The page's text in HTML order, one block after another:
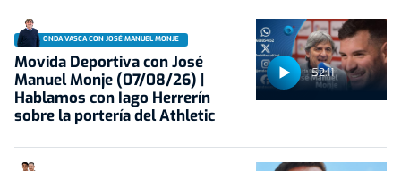
52:11
ONDA VASCA CON JOSÉ MANUEL MONJE
Movida Deportiva con José
Manuel Monje (07/08/26) |
Hablamos con Iago Herrerín
sobre la portería del Athletic